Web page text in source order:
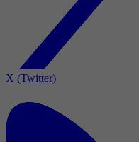
X (Twitter)